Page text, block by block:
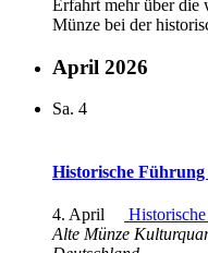
Erfahrt mehr über die
Münze bei der
April 2026
Sa. 4
Historische Führung
4. April
Alte Münze